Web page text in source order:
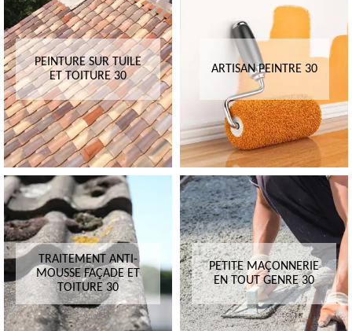
PEINTURE SUR TUILE
ET TOITURE 30
ARTISAN PEINTRE 30
TRAITEMENT ANTI-
MOUSSE FAÇADE ET
TOITURE 30
PETITE MAÇONNERIE
EN TOUT GENRE 30